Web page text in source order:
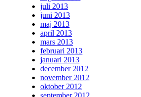
juli 2013
juni 2013
maj 2013
april 2013
mars 2013
februari 2013
januari 2013
december 2012
november 2012
oktober 2012
september 2012